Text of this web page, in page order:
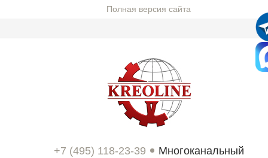
Полная версия сайта
+7 (495) 118-23-39 Многоканальный